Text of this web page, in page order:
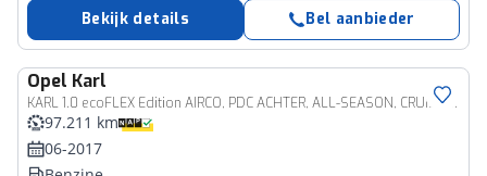
Bekijk details Bel aanbieder
Opel Karl
KARL 1.0 ecoFLEX Edition AIRCO, PDC ACHTER, ALL-SEASON, CRUISE CONTROL incl. 12 MND BOVAGGARANTIE
97.211 km
06-2017